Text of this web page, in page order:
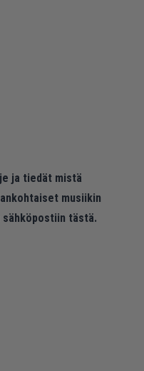
ja tiedät mistä
musiikin
tästä.